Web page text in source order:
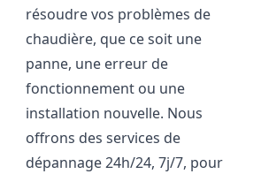
résoudre vos problèmes de
chaudière, que ce soit une
panne, une erreur de
fonctionnement ou une
installation nouvelle. Nous
offrons des services de
dépannage 24h/24, 7j/7, pour